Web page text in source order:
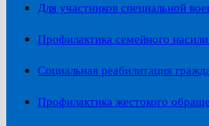
Для участников специальной
Профилактика семейного
Социальная реабилитация
Профилактика жестокого